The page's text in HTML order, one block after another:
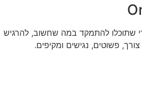
שתוכלו להתמקד במה שחשוב, להרגיש
פשוטים, נגישים ומקיפים.